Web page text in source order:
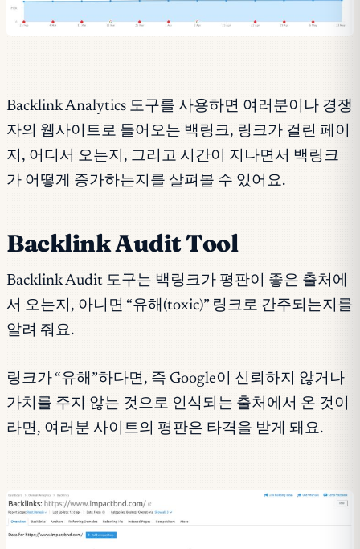
Backlink Analytics 도구를 사용하면 여러분이나 경쟁
자의 웹사이트로 들어오는 백링크, 링크가 걸린 페이
지, 어디서 오는지, 그리고 시간이 지나면서 백링크
가 어떻게 증가하는지를 살펴볼 수 있어요.
Backlink Audit Tool
Backlink Audit 도구는 백링크가 평판이 좋은 출처에
서 오는지, 아니면 “유해(toxic)” 링크로 간주되는지를
알려 줘요.
링크가 “유해”하다면, 즉 Google이 신뢰하지 않거나
가치를 주지 않는 것으로 인식되는 출처에서 온 것이
라면, 여러분 사이트의 평판은 타격을 받게 돼요.